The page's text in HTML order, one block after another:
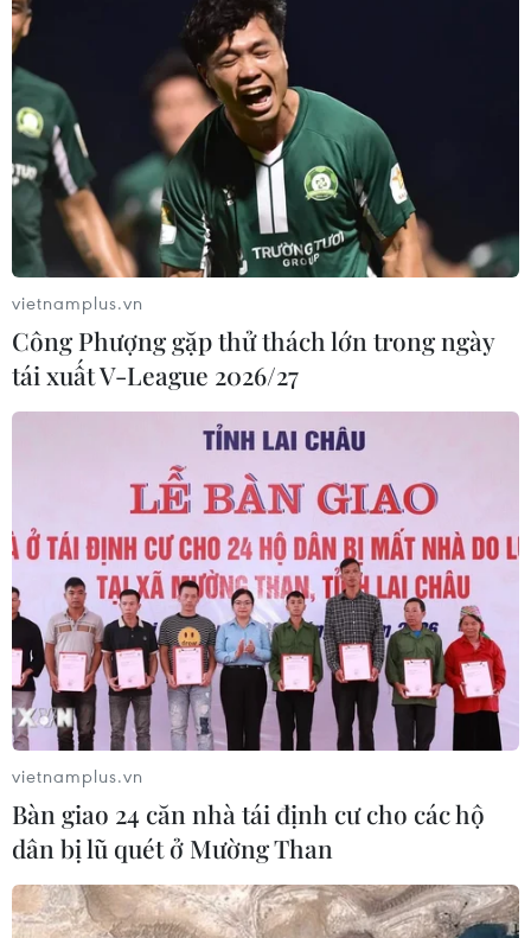
vietnamplus.vn
Công Phượng gặp thử thách lớn trong ngày
tái xuất V-League 2026/27
vietnamplus.vn
Bàn giao 24 căn nhà tái định cư cho các hộ
dân bị lũ quét ở Mường Than